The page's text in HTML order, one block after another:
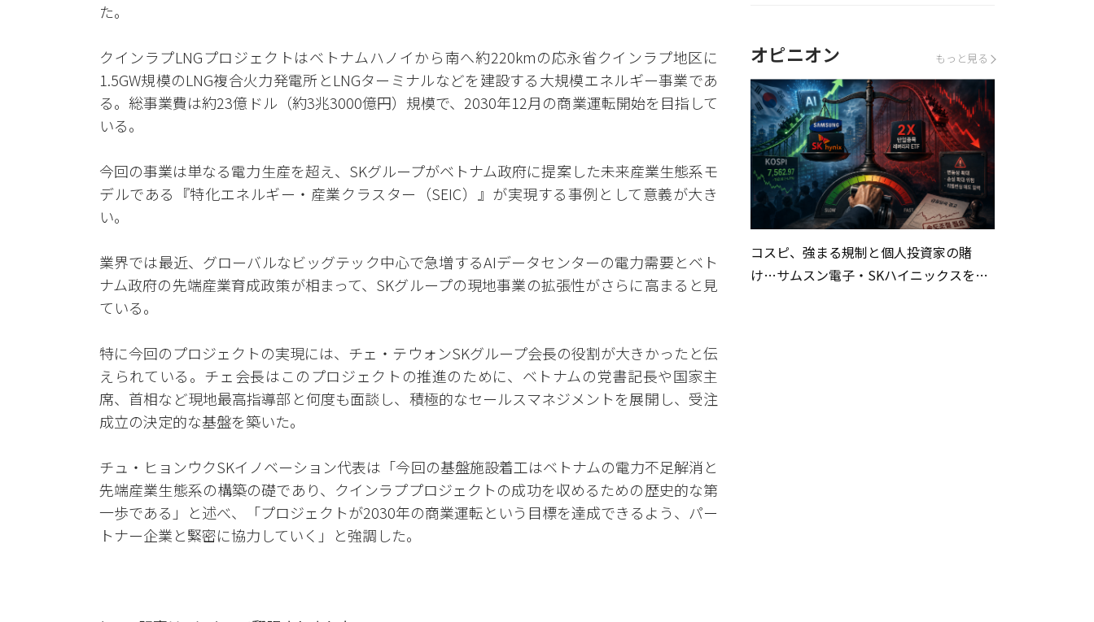
た。
クインラプLNGプロジェクトはベトナムハノイから南へ約220kmの応永省クインラプ地区に
1.5GW規模のLNG複合火力発電所とLNGターミナルなどを建設する大規模エネルギー事業であ
る。総事業費は約23億ドル（約3兆3000億円）規模で、2030年12月の商業運転開始を目指して
いる。
今回の事業は単なる電力生産を超え、SKグループがベトナム政府に提案した未来産業生態系モ
デルである『特化エネルギー・産業クラスター（SEIC）』が実現する事例として意義が大き
い。
業界では最近、グローバルなビッグテック中心で急増するAIデータセンターの電力需要とベト
ナム政府の先端産業育成政策が相まって、SKグループの現地事業の拡張性がさらに高まると見
ている。
特に今回のプロジェクトの実現には、チェ・テウォンSKグループ会長の役割が大きかったと伝
えられている。チェ会長はこのプロジェクトの推進のために、ベトナムの党書記長や国家主
席、首相など現地最高指導部と何度も面談し、積極的なセールスマネジメントを展開し、受注
成立の決定的な基盤を築いた。
チュ・ヒョンウクSKイノベーション代表は「今回の基盤施設着工はベトナムの電力不足解消と
先端産業生態系の構築の礎であり、クインラププロジェクトの成功を収めるための歴史的な第
一歩である」と述べ、「プロジェクトが2030年の商業運転という目標を達成できるよう、パー
トナー企業と緊密に協力していく」と強調した。
オピニオン もっと見る
コスピ、強まる規制と個人投資家の賭
け…サムスン電子・SKハイニックスを巡